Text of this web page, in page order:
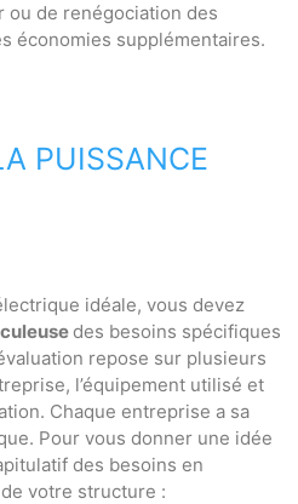
ou de renégociation des
économies supplémentaires.
PUISSANCE
idéale, vous devez
des besoins spécifiques
repose sur plusieurs
l’équipement utilisé et
Chaque entreprise a sa
Pour vous donner une idée
des besoins en
votre structure :